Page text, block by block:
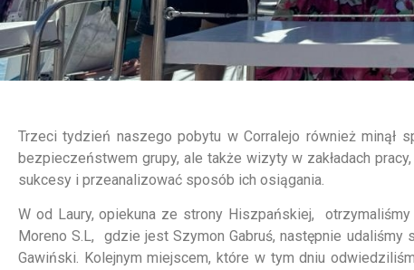
Trzeci tydzień naszego pobytu w Corralejo również minął
bezpieczeństwem grupy, ale także wizyty w zakładach
sukcesy i przeanalizować sposób ich osiągania.
W od Laury, opiekuna ze strony Hiszpańskiej,
Moreno S.L, gdzie jest Szymon Gabruś, następnie
Gawiński. Kolejnym miejscem, które w tym dniu